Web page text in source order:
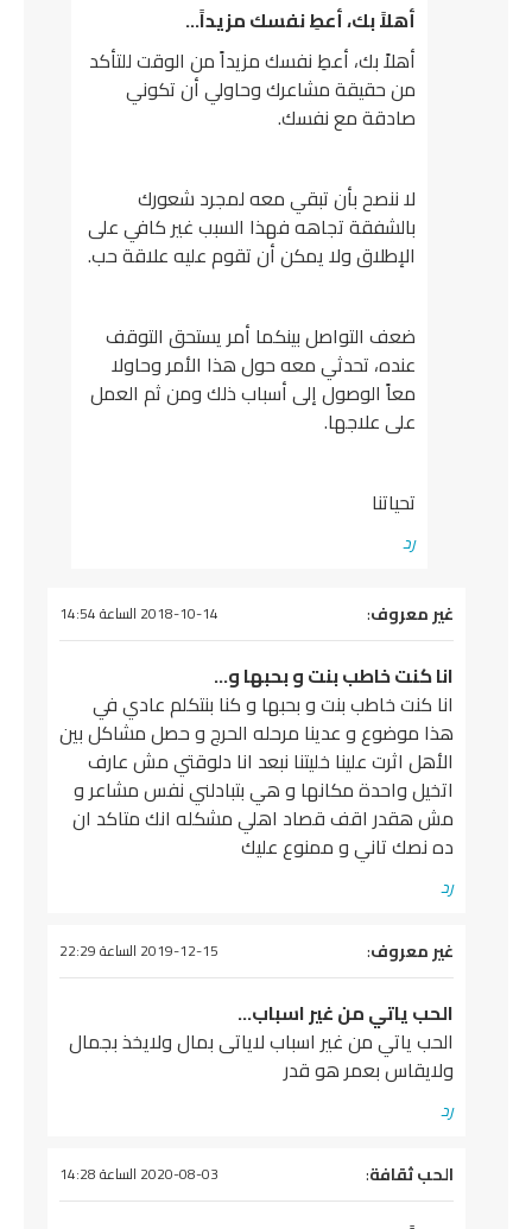
أهلاً بك، أعطِ نفسك مزيداً…
أهلاً بك، أعطِ نفسك مزيداً من الوقت للتأكد
من حقيقة مشاعرك وحاولي أن تكوني
صادقة مع نفسك.
لا ننصح بأن تبقي معه لمجرد شعورك
بالشفقة تجاهه فهذا السبب غير كافي على
الإطلاق ولا يمكن أن تقوم عليه علاقة حب.
ضعف التواصل بينكما أمر يستحق التوقف
عنده، تحدثي معه حول هذا الأمر وحاولا
معاً الوصول إلى أسباب ذلك ومن ثم العمل
على علاجها.
تحياتنا
رد
يقول
غير معروف: 2018-10-14 الساعة 14:54
انا كنت خاطب بنت و بحبها و…
انا كنت خاطب بنت و بحبها و كنا بنتكلم عادي في
هذا موضوع و عدينا مرحله الحرج و حصل مشاكل بين
الأهل اثرت علينا خليتنا نبعد انا دلوقتي مش عارف
اتخيل واحدة مكانها و هي بتبادلني نفس مشاعر و
مش هقدر اقف قصاد اهلي مشكله انك متاكد ان
ده نصك تاني و ممنوع عليك
رد
يقول
غير معروف: 2019-12-15 الساعة 22:29
الحب ياتي من غير اسباب…
الحب ياتي من غير اسباب لاياتى بمال ولايخذ بجمال
ولايقاس بعمر هو قدر
رد
يقول
الحب ثقافة: 2020-08-03 الساعة 14:28